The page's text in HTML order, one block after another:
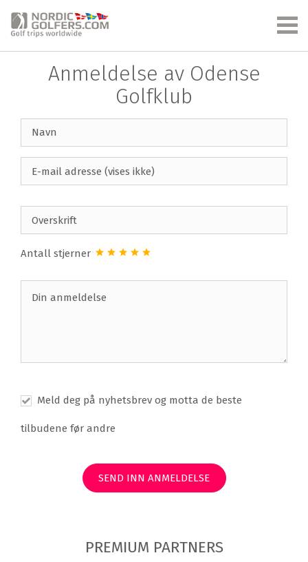
Anmeldelse av Odense
Golfklub
Antall stjerner
Meld deg på nyhetsbrev og motta de beste
tilbudene før andre
SEND INN ANMELDELSE
PREMIUM PARTNERS